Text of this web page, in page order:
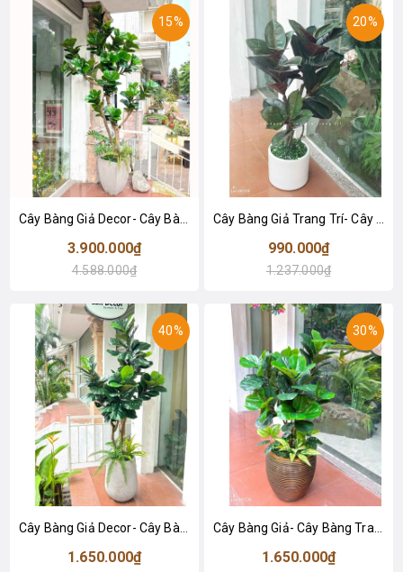
15%
3.900.000₫
4.588.000₫
20%
990.000₫
1.237.000₫
40%
1.650.000₫
30%
1.650.000₫